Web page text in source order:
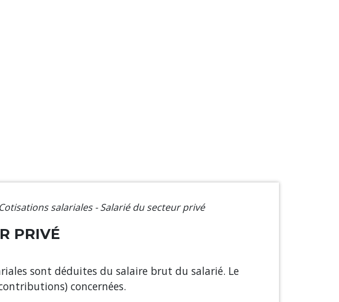
Cotisations salariales - Salarié du secteur privé
PRIVÉ
sont déduites du salaire brut du salarié. Le
concernées.